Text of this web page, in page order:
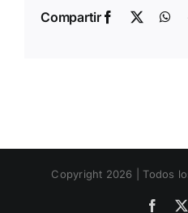
Compartir Facebook
Copyright 2026 | Todos